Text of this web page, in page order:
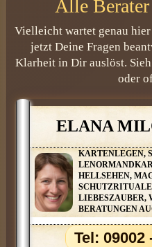
Alle
Vielleicht wartet genau
jetzt Deine Fragen
Klarheit in Dir auslöst.
oder
ELANA
KARTENLEGEN,
HELLSEHEN,
LIEBESZAUBER,
BERATUNGEN
Tel: 09002